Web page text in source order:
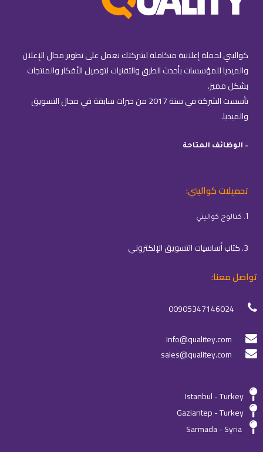
كواليتي لحملة إعلانية متكاملة لشركتك نعمل على تطوير مجال الإعلان
والميديا للمؤسسات بأحدث الطرق والتقنيات لتوصيل الأفكار والمنتجات
بشكل مميز.
تأسست الشركة في سنة 2017 من خبرات سابقة في مجال التسويق
والميديا.
– الوظائف المتاحة
تحميلات كواليتي:
1. كتالوج كواليتي
3. كتاب أساسيات التسويق الإلكتروني
تواصل معنا:
00905347146024
info@qualitey.com
sales@qualitey.com
Istanbul - Turkey
Gaziantep - Turkey
Sarmada - Syria